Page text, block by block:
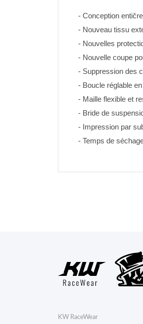
- Conception
- Nouveau tissu
- Nouvelles
- Nouvelle coupe
- Suppression des
- Boucle réglable
- Maille flexible et
- Bride de
- Impression par
- Temps de
KW RaceWear